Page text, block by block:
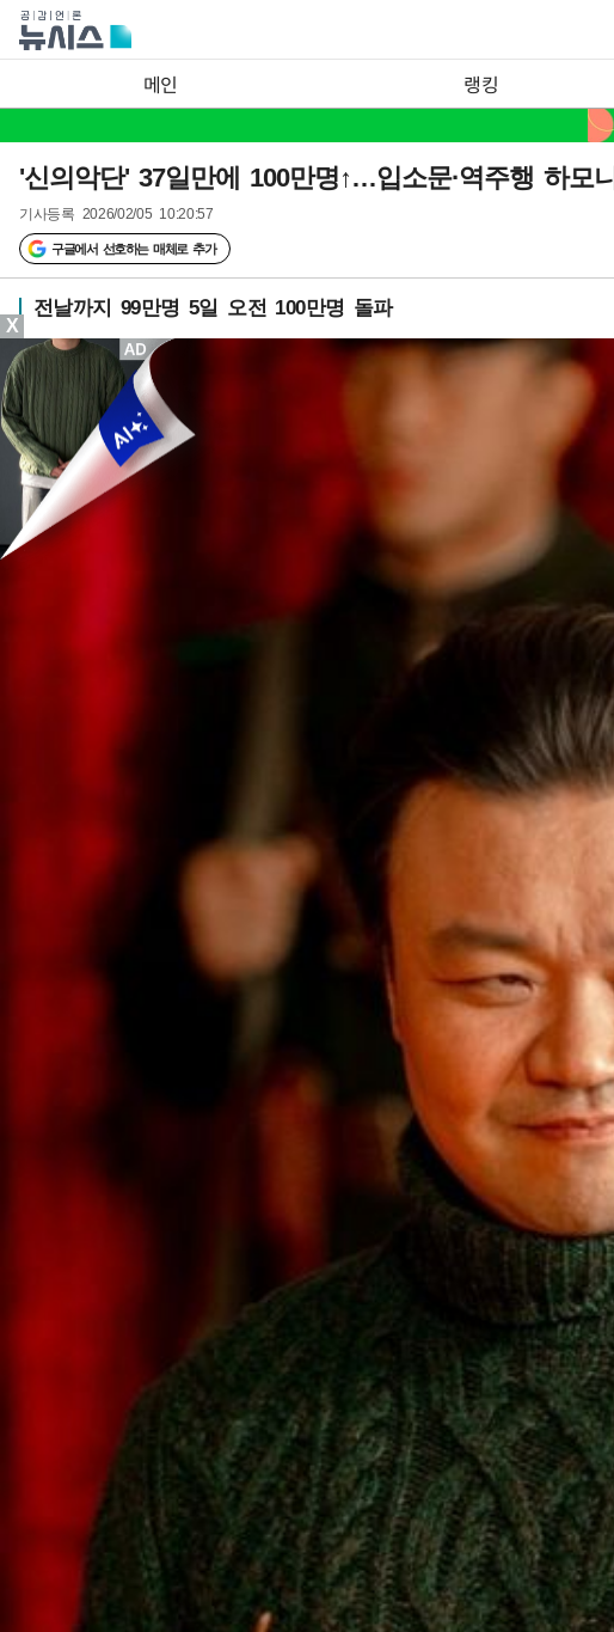
메인 랭킹
'신의악단' 37일만에 100만명↑…입소문·역주행 하모니
기사등록 2026/02/05 10:20:57
구글에서 선호하는 매체로 추가
전날까지 99만명 5일 오전 100만명 돌파
X